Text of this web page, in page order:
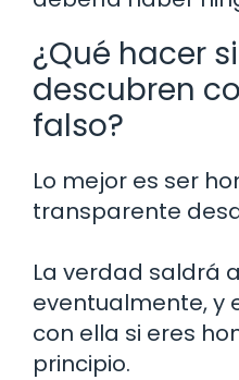
¿Qué hacer
descubren
falso?
Lo mejor es ser
transparente
La verdad saldrá
eventualmente, y
con ella si eres
principio.